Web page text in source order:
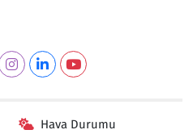
Hava Durumu